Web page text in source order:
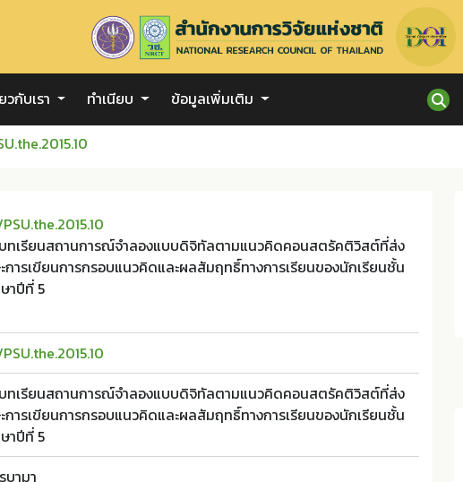
วกับเรา ทำเนียบ ข้อมูลเพิ่มเติม
ทเรียนสถานการณ์จำลองแบบดิจิทัลตามแนวคิดคอนสตรัคติวิสต์ที่ส่ง
การเขียนการกรอบแนวคิดและผลสัมฤทธิ์ทางการเรียนของนักเรียนชั้น
าปีที่ 5
ทเรียนสถานการณ์จำลองแบบดิจิทัลตามแนวคิดคอนสตรัคติวิสต์ที่ส่ง
การเขียนการกรอบแนวคิดและผลสัมฤทธิ์ทางการเรียนของนักเรียนชั้น
าปีที่ 5
ามา